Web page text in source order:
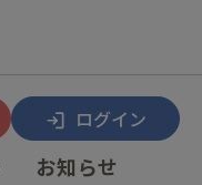
ログイン
お知らせ